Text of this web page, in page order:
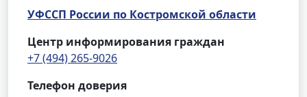
УФССП России по Костромской области
Центр информирования граждан
+7 (494) 265-9026
Телефон доверия